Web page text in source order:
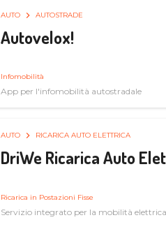
AUTO AUTOSTRADE
Autovelox!
Infomobilità
App per l'infomobilità autostradale
AUTO RICARICA AUTO ELETTRICA
DriWe Ricarica Auto
Ricarica in Postazioni Fisse
Servizio integrato per la mobilità